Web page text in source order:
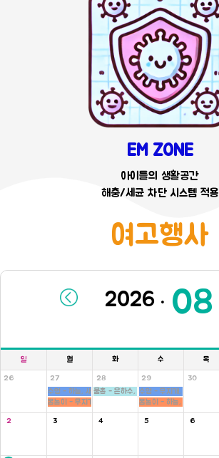
EM ZONE
아이들의 생활공간
해충/세균 차단 시스템 적용
여고행사
.
일 월 화 수 목
26
27
수영 - 하늘, 새싹반
몸놀이 - 무지개, 씨앗반
28
물총 - 은하수, 새싹, 병아리반
29
수영 - 무지개, 씨앗반
몸놀이 - 하늘, 새싹반
30
2 3 4 5 6